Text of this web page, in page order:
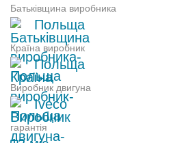
Батьківщина виробника
Польща
Країна виробник
Польща
Виробник двигуна
Iveco
гарантія